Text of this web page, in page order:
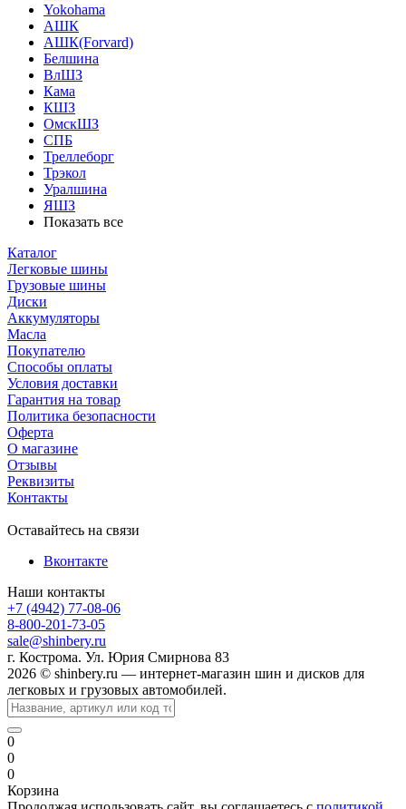
Yokohama
АШК
АШК(Forvard)
Белшина
ВлШЗ
Кама
КШЗ
ОмскШЗ
СПБ
Треллеборг
Трэкол
Уралшина
ЯШЗ
Показать все
Каталог
Легковые шины
Грузовые шины
Диски
Аккумуляторы
Масла
Покупателю
Способы оплаты
Условия доставки
Гарантия на товар
Политика безопасности
Оферта
О магазине
Отзывы
Реквизиты
Контакты
Оставайтесь на связи
Вконтакте
Наши контакты
+7 (4942) 77-08-06
8-800-201-73-05
sale@shinbery.ru
г. Кострома. Ул. Юрия Смирнова 83
2026 © shinbery.ru — интернет-магазин шин и дисков для
легковых и грузовых автомобилей.
0
0
0
Корзина